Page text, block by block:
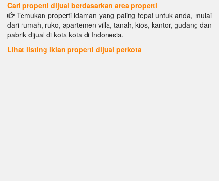
Cari properti dijual berdasarkan area properti
Temukan properti idaman yang paling tepat untuk anda, mulai
dari rumah, ruko, apartemen villa, tanah, kios, kantor, gudang dan
pabrik dijual di kota kota di Indonesia.
Lihat listing iklan properti dijual perkota